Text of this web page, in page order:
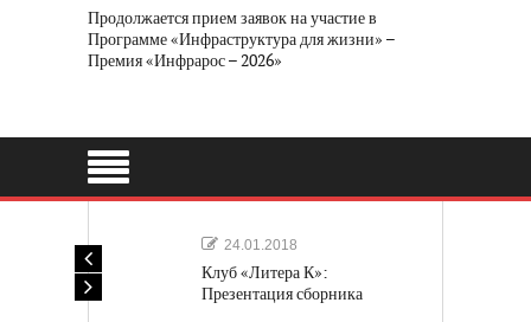
Продолжается прием заявок на участие в
Программе «Инфраструктура для жизни» –
Премия «Инфрарос – 2026»
24.01.2018
Клуб «Литера К»:
Презентация сборника